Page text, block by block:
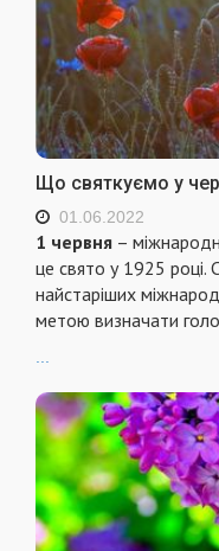
Що святкуємо у
01.06.2022
1 червня –
це свято у 1925 році.
найстаріших
метою визначати